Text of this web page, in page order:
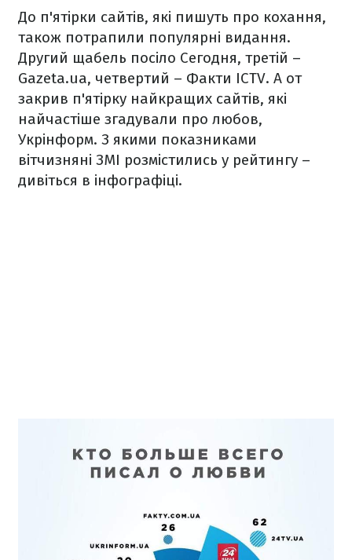
До п'ятірки сайтів, які пишуть про кохання,
також потрапили популярні видання.
Другий щабель посіло Сегодня, третій –
Gazeta.ua, четвертий – Факти ICTV. А от
закрив п'ятірку найкращих сайтів, які
найчастіше згадували про любов,
Укрінформ. З якими показниками
вітчизняні ЗМІ розмістились у рейтингу –
дивіться в інфографіці.